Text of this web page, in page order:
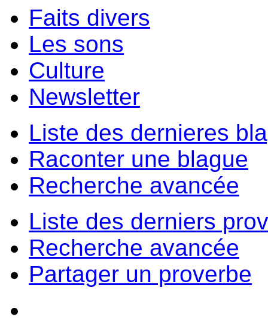
Faits divers
Les sons
Culture
Newsletter
Liste des dernieres
Raconter une blague
Recherche avancée
Liste des derniers
Recherche avancée
Partager un proverbe